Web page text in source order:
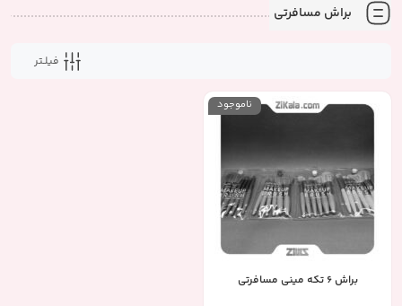
براش مسافرتی
فیلـتر
ناموجود
براش 6 تکه مینی مسافرتی